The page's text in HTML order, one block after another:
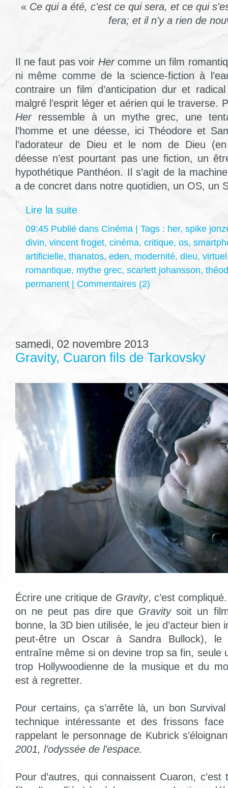
« Ce qui a été, c'est ce qui sera, et ce qui
fera; et il n'y a rien de
Il ne faut pas voir Hercomme un film
ni même comme de la science-fiction à
contraire un film d’anticipation dur et
malgré l’esprit léger et aérien qui le traverse.
Herressemble à un mythe grec, une
l’homme et une déesse, ici Théodore et
l’adorateur de Dieu et le nom de Dieu
déesse n’est pourtant pas une fiction, un
hypothétique Panthéon. Il s’agit de la
a de concret dans notre quotidien, un OS, un
Lire la suite
09:45 Publié dans Cinéma | Tags : her, spike
divin, vincent froget, cinéma, critique, os,
artificielle, thanatos, eden, modernité, dieu, virtuel
romantique, mythe grec, scarlett johansson,
permanent | Commentaires (2)
samedi, 02 novembre 2013
Gravity, Cuaron fils de Tarkovsky
Écrire une critique de Gravity, c’est
on ne peut pas dire que Gravitysoit un film
bonne, la 3D bien utilisée, le jeu d’acteur bien
peut-être un Oscar à Sandra Bullock), le
entraîne même si on devine trop sa fin, seule
trop Hollywoodienne de la musique et du
est à regretter.
Pour certains, ça s’arrête là, un bon
technique intéressante et des frissons
rappelant le personnage de Kubrick
2001, l’odyssée de l'espace.
Pour d’autres, qui connaissent Cuaron,